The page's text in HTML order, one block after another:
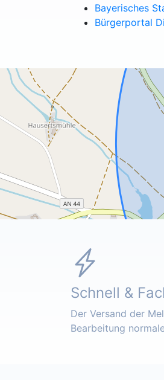
Bayerisches
Bürgerportal
Schnell &
Der Versand der
Bearbeitung